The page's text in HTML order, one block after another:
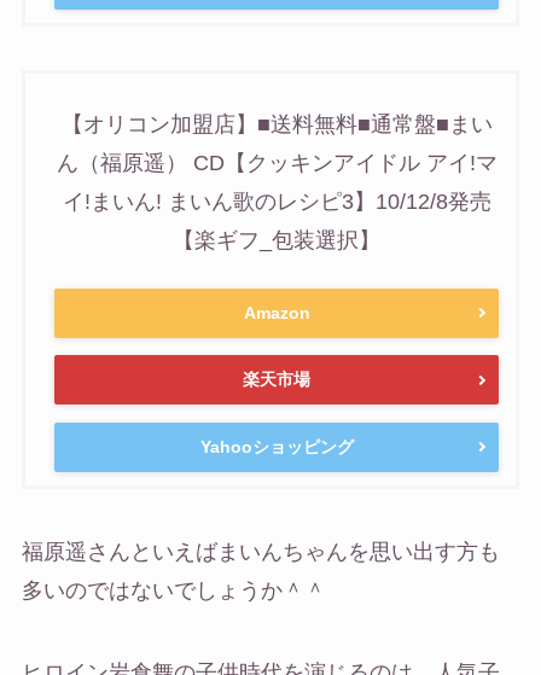
【オリコン加盟店】■送料無料■通常盤■まい
ん（福原遥） CD【クッキンアイドル アイ!マ
イ!まいん! まいん歌のレシピ3】10/12/8発売
【楽ギフ_包装選択】
Amazon
楽天市場
Yahooショッピング
福原遥さんといえばまいんちゃんを思い出す方も
多いのではないでしょうか＾＾